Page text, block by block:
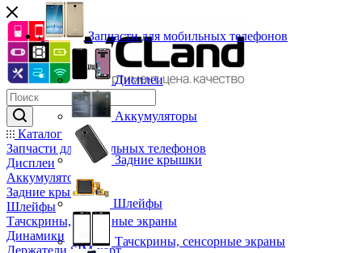
Каталог
Запчасти для мобильных телефонов
Дисплеи
Аккумуляторы
Задние крышки
Шлейфы
Тачскрины, сенсорные экраны
Динамики
Держатели SIM-карт
Запчасти для мобильных телефонов
Дисплеи
Аккумуляторы
Задние крышки
Шлейфы
Тачскрины, сенсорные экраны